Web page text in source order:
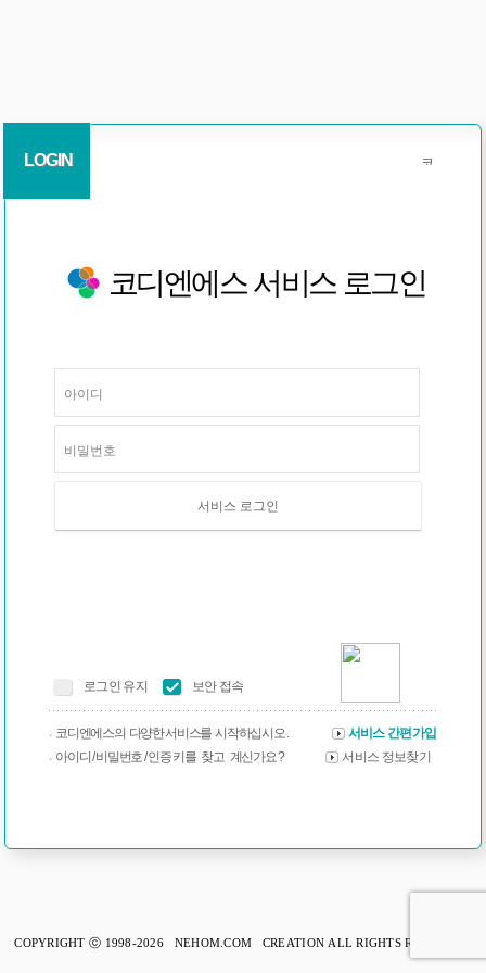
LOGIN
코디엔에스 서비스 로그인
서비스 로그인
로그인 유지 보안 접속
코디엔에스의 다양한 서비스를 시작하십시오 .
서비스 간편가입
아이디 / 비밀번호 / 인증 키를 찾고 계신가요 ?
서비스 정보찾기
COPYRIGHT ⓒ 1998-2026 NEHOM.COM CREATION ALL RIGHTS RESERVED.